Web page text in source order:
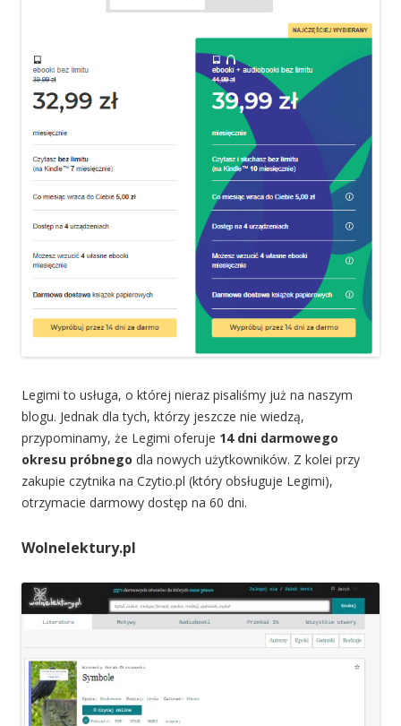
Legimi to usługa, o której nieraz pisaliśmy już na naszym
blogu. Jednak dla tych, którzy jeszcze nie wiedzą,
przypominamy, że Legimi oferuje 14 dni darmowego
okresu próbnego dla nowych użytkowników. Z kolei przy
zakupie czytnika na Czytio.pl (który obsługuje Legimi),
otrzymacie darmowy dostęp na 60 dni.
Wolnelektury.pl